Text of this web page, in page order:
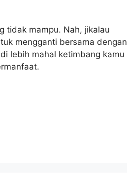
tidak mampu. Nah, jikalau
mengganti bersama dengan
lebih mahal ketimbang kamu